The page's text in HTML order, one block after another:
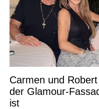
Carmen und
der Glamour-
ist